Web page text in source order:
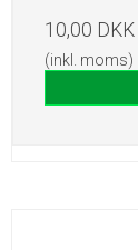
10,00 DKK
(inkl. moms)